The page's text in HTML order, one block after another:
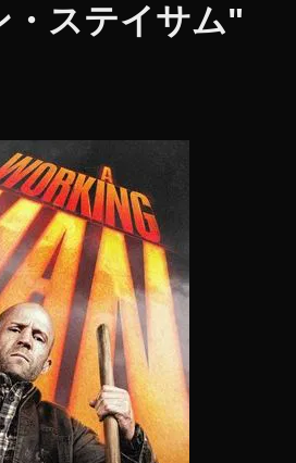
・ステイサム"